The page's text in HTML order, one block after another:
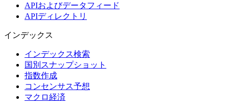
APIおよびデータフィード
APIディレクトリ
インデックス
インデックス検索
国別スナップショット
指数作成
コンセンサス予想
マクロ経済